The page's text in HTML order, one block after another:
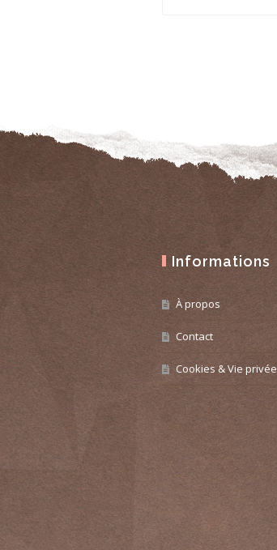
Informations
À propos
Contact
Cookies & Vie privée